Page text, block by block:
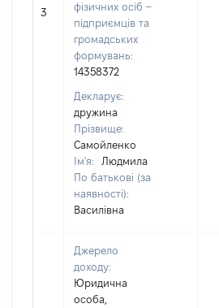
3
фізичних осіб –
підприємців та
громадських
формувань:
14358372
Декларує:
дружина
Прізвище:
Самойленко
Ім'я:
Людмила
По батькові (за
наявності):
Василівна
Джерело
доходу:
Юридична
особа,